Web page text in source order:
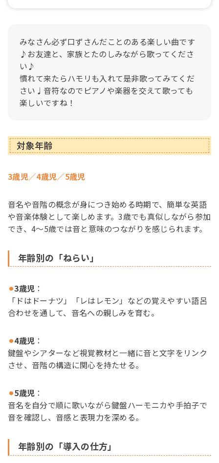
みなさん必ず口ずさんだことのある楽しい曲です
♪お友達と、家族とたのしみながら歌ってくださ
い♪
慣れて来たらハモリも入れて是非歌ってみてくだ
さい♩音符なのでピアノや楽器を交えて歌っても
楽しいですね！
対象年齢
3歳児／4歳児／5歳児
音名や音階の概念が身につき始める時期で、簡単な英語
や音楽体験として楽しめます。3歳でも真似しながら参加
でき、4〜5歳では音と意味のつながりを感じられます。
年齢別の「ねらい」
⚫︎3歳児 ：
「ドはドーナツ」「レはレモン」などの覚えやすい語呂
合わせを通して、音名への親しみを育む。
⚫︎4歳児 ：
鍵盤やシアターなど視覚教材と一緒に音と文字をリンク
させ、音階の構造に関心を持たせる。
⚫︎5歳児 ：
音名を自分で順に歌いながら鍵盤ハーモニカや手拍子で
音を確認し、音感と表現力を深める。
年齢別の「導入の仕方」